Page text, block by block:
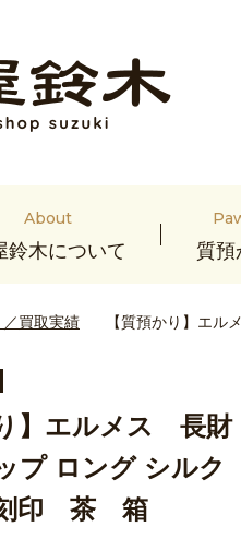
About
鈴木について 質
買取実績 【質預かり】エ
り】エルメス 長財
ロング シルク
印 茶 箱